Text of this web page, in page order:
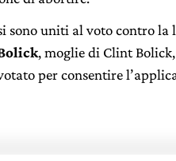
sono uniti al voto contro la
, moglie di Clint
per consentire